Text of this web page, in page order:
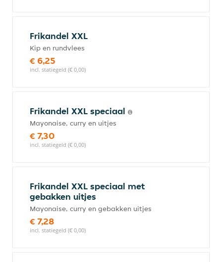
Frikandel XXL
Kip en rundvlees
€ 6,25
incl. statiegeld (€ 0,00)
Frikandel XXL speciaal
Mayonaise, curry en uitjes
€ 7,30
incl. statiegeld (€ 0,00)
Frikandel XXL speciaal met
gebakken uitjes
Mayonaise, curry en gebakken uitjes
€ 7,28
incl. statiegeld (€ 0,00)